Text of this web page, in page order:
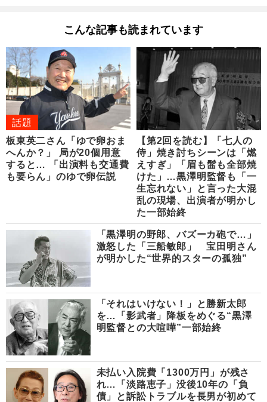
こんな記事も読まれています
話題
板東英二さん「ゆで卵おま
へんか？」 局が20個用意
すると… 「出演料も交通費
も要らん」のゆで卵伝説
【第2回を読む】「七人の
侍」焼き討ちシーンは「燃
えすぎ」「眉も髷も全部焼
けた」…黒澤明監督も「一
生忘れない」と言った大混
乱の現場、出演者が明かし
た一部始終
「黒澤明の野郎、バズーカ砲で…」
激怒した「三船敏郎」 宝田明さん
が明かした“世界的スターの孤独”
「それはいけない！」と勝新太郎
を…「影武者」降板をめぐる“黒澤
明監督との大喧嘩”一部始終
未払い入院費「1300万円」が残さ
れ…「淡路恵子」没後10年の「負
債」と訴訟トラブルを長男が初めて